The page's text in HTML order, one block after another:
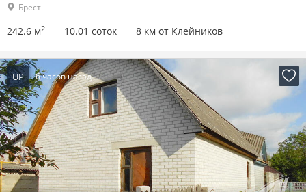
Брест
242.6 м2 10.01 соток 8 км от Клейников
UP 6 часов назад